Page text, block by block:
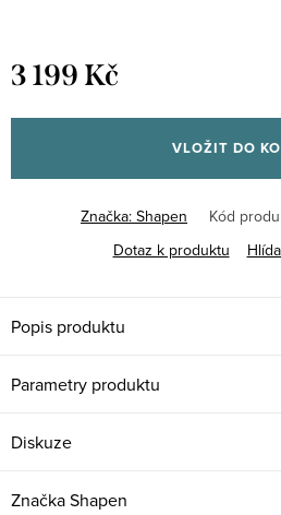
3 199 Kč
cena:
VLOŽIT DO
Značka: Shapen Kód
Dotaz k produktu
Popis produktu
Parametry produktu
Diskuze
ZnačkaShapen